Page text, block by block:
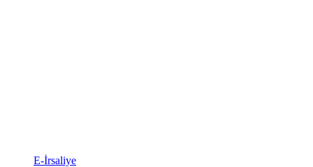
E-İrsaliye